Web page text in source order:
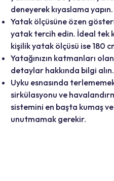
deneyerek kıyaslama yapın.
Yatak ölçüsüne özen
yatak tercih edin. İdeal tek
kişilik yatak ölçüsü ise 180
Yatağınızın katmanları
detaylar hakkında bilgi alın.
Uyku esnasında
sirkülasyonu ve
sistemini en başta kumaş
unutmamak gerekir.